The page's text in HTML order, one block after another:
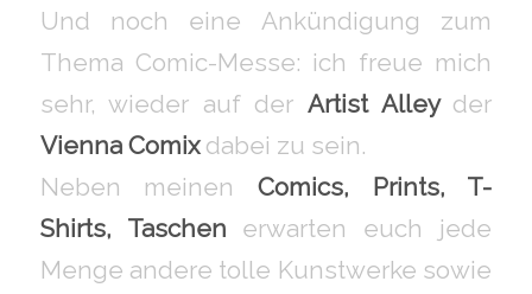
Und noch eine Ankündigung zum
Thema Comic-Messe: ich freue mich
sehr, wieder auf derArtist Alley der
Vienna Comixdabei zu sein.
Neben meinen Comics, Prints, T-
Shirts, Taschen erwarten euch jede
Menge andere tolle Kunstwerke sowie